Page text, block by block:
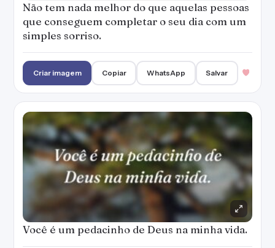
Não tem nada melhor do que aquelas pessoas
que conseguem completar o seu dia com um
simples sorriso.
Criar imagem Copiar WhatsApp Salvar
Você é um pedacinho de Deus na minha vida.